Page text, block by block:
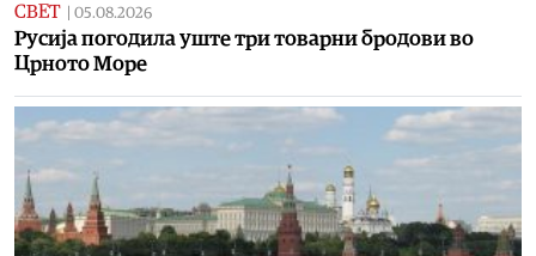
СВЕТ 05.08.2026
Русија погодила уште три товарни бродови во
Црното Море